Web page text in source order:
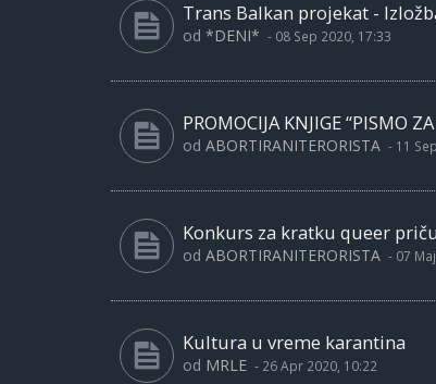
Trans Balkan projekat -
od *DENI* - 08 Sep 2020, 17:33
PROMOCIJA KNJIGE “PISMO
od ABORTIRANITERORISTA - 11
Konkurs za kratku queer
od ABORTIRANITERORISTA - 07
Kultura u vreme karantina
od MRLE - 26 Apr 2020, 10:22